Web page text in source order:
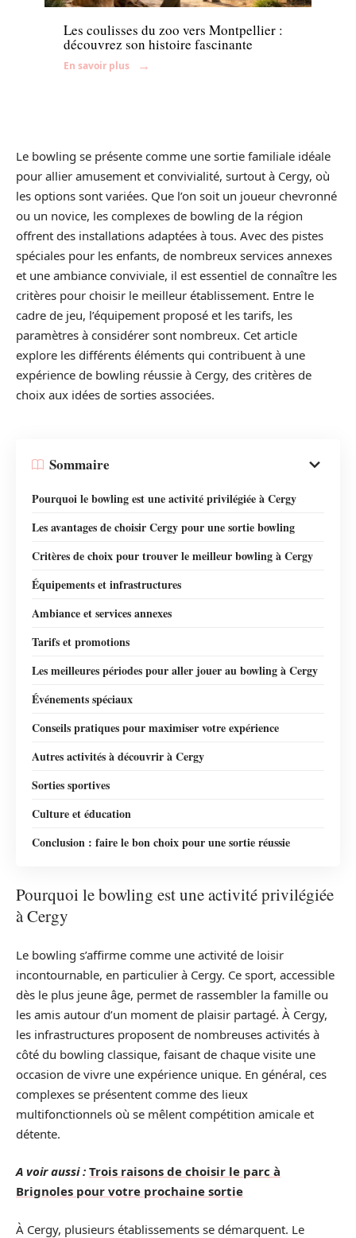
Les coulisses du zoo vers Montpellier :
découvrez son histoire fascinante
En savoir plus
Le bowling se présente comme une sortie familiale idéale
pour allier amusement et convivialité, surtout à Cergy, où
les options sont variées. Que l’on soit un joueur chevronné
ou un novice, les complexes de bowling de la région
offrent des installations adaptées à tous. Avec des pistes
spéciales pour les enfants, de nombreux services annexes
et une ambiance conviviale, il est essentiel de connaître les
critères pour choisir le meilleur établissement. Entre le
cadre de jeu, l’équipement proposé et les tarifs, les
paramètres à considérer sont nombreux. Cet article
explore les différents éléments qui contribuent à une
expérience de bowling réussie à Cergy, des critères de
choix aux idées de sorties associées.
Sommaire
Pourquoi le bowling est une activité privilégiée à Cergy
Les avantages de choisir Cergy pour une sortie bowling
Critères de choix pour trouver le meilleur bowling à Cergy
Équipements et infrastructures
Ambiance et services annexes
Tarifs et promotions
Les meilleures périodes pour aller jouer au bowling à Cergy
Événements spéciaux
Conseils pratiques pour maximiser votre expérience
Autres activités à découvrir à Cergy
Sorties sportives
Culture et éducation
Conclusion : faire le bon choix pour une sortie réussie
Pourquoi le bowling est une activité privilégiée
à Cergy
Le bowling s’affirme comme une activité de loisir
incontournable, en particulier à Cergy. Ce sport, accessible
dès le plus jeune âge, permet de rassembler la famille ou
les amis autour d’un moment de plaisir partagé. À Cergy,
les infrastructures proposent de nombreuses activités à
côté du bowling classique, faisant de chaque visite une
occasion de vivre une expérience unique. En général, ces
complexes se présentent comme des lieux
multifonctionnels où se mêlent compétition amicale et
détente.
A voir aussi : Trois raisons de choisir le parc à
Brignoles pour votre prochaine sortie
À Cergy, plusieurs établissements se démarquent. Le